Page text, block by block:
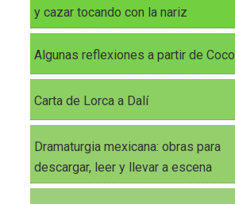
y cazar tocando con la nariz
Algunas reflexiones a partir de Coco
Carta de Lorca a Dalí
Dramaturgia mexicana: obras para
descargar, leer y llevar a escena